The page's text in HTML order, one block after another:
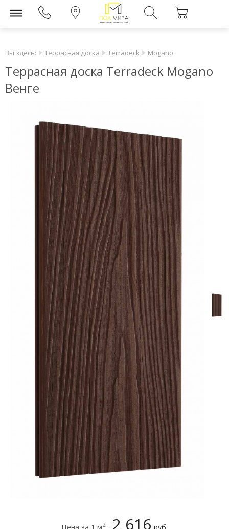
Вы здесь: Террасная доска Terradeck Mogano
Террасная доска Terradeck Mogano
Венге
2 2 616